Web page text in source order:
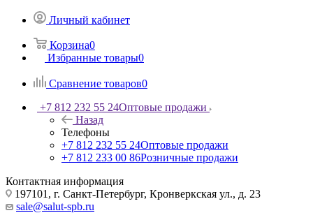
Личный кабинет
Корзина0
Избранные товары0
Сравнение товаров0
+7 812 232 55 24Оптовые продажи
Назад
Телефоны
+7 812 232 55 24Оптовые продажи
+7 812 233 00 86Розничные продажи
Контактная информация
197101, г. Санкт-Петербург, Кронверкская ул., д. 23
sale@salut-spb.ru